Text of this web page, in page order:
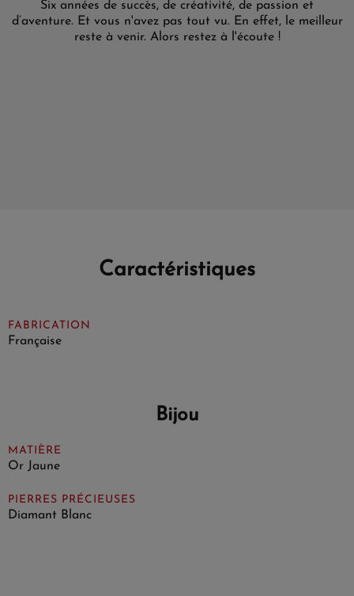
Six années de succès, de créativité, de passion et
d’aventure. Et vous n'avez pas tout vu. En effet, le meilleur
reste à venir. Alors restez à l'écoute !
Caractéristiques
FABRICATION
Française
Bijou
MATIÈRE
Or Jaune
PIERRES PRÉCIEUSES
Diamant Blanc